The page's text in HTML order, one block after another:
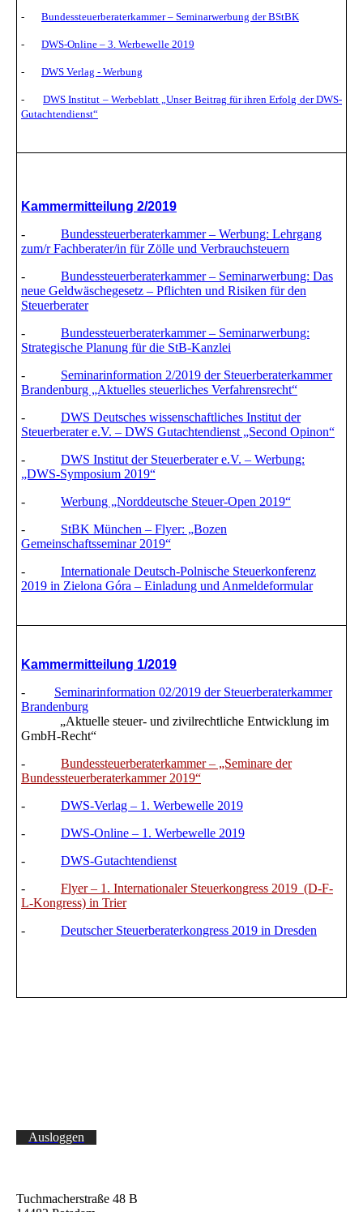
- Bundessteuerberaterkammer – Seminarwerbung der BStBK
- DWS-Online – 3. Werbewelle 2019
- DWS Verlag - Werbung
-DWS Institut – Werbeblatt „Unser Beitrag für ihren Erfolg der DWS-
Gutachtendienst“
Kammermitteilung 2/2019
- Bundessteuerberaterkammer – Werbung: Lehrgang
zum/r Fachberater/in für Zölle und Verbrauchsteuern
- Bundessteuerberaterkammer – Seminarwerbung: Das
neue Geldwäschegesetz – Pflichten und Risiken für den
Steuerberater
- Bundessteuerberaterkammer – Seminarwerbung:
Strategische Planung für die StB-Kanzlei
- Seminarinformation 2/2019 der Steuerberaterkammer
Brandenburg „Aktuelles steuerliches Verfahrensrecht“
- DWS Deutsches wissenschaftliches Institut der
Steuerberater e.V. – DWS Gutachtendienst „Second Opinon“
-
DWS Institut der Steuerberater e.V. – Werbung:
„DWS-Symposium 2019“
- Werbung „Norddeutsche Steuer-Open 2019“
- StBK München – Flyer: „Bozen
Gemeinschaftsseminar 2019“
- Internationale Deutsch-Polnische Steuerkonferenz
2019 in Zielona Góra – Einladung und Anmeldeformular
Kammermitteilung 1/2019
- Seminarinformation 02/2019 der Steuerberaterkammer
Brandenburg
„Aktuelle steuer- und zivilrechtliche Entwicklung im
GmbH-Recht“
- Bundessteuerberaterkammer – „Seminare der
Bundessteuerberaterkammer 2019“
- DWS-Verlag – 1. Werbewelle 2019
- DWS-Online – 1. Werbewelle 2019
- DWS-Gutachtendienst
- Flyer – 1. Internationaler Steuerkongress 2019 (D-F-
L-Kongress) in Trier
- Deutscher Steuerberaterkongress 2019 in Dresden
Ausloggen
Tuchmacherstraße 48 B